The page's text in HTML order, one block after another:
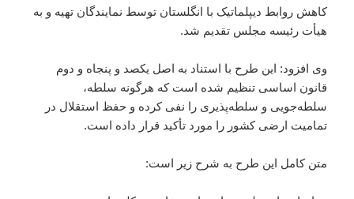
کاهش روابط دیپلماتیک با انگلستان توسط نمایندگان تهیه و به
هیأت رئیسه مجلس تقدیم شد.
وی افزود: این طرح با استناد به اصل یکصد و پنجاه و دوم
قانون اساسی تنظیم شده است که هرگونه سلطه،
سلطه‌جویی و سلطه‌پذیری را نفی کرده و حفظ استقلال در
تمامیت ارضی کشور را مورد تأکید قرار داده است.
متن کامل این طرح به شرح زیر است: